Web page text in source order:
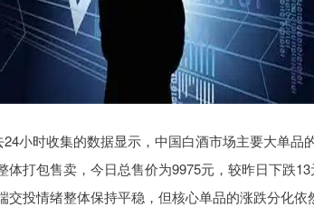
小时收集的数据显示，中国白酒市场主要大单品
体打包售卖，今日总售价为9975元，较昨日下跌
投情绪整体保持平稳，但核心单品的涨跌分化依